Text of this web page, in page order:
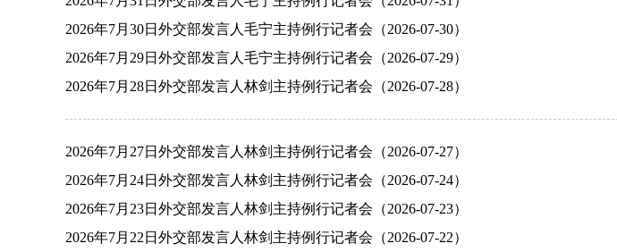
2026年7月30日外交部发言人毛宁主持例行记者会（2026-07-30）
2026年7月29日外交部发言人毛宁主持例行记者会（2026-07-29）
2026年7月28日外交部发言人林剑主持例行记者会（2026-07-28）
2026年7月27日外交部发言人林剑主持例行记者会（2026-07-27）
2026年7月24日外交部发言人林剑主持例行记者会（2026-07-24）
2026年7月23日外交部发言人林剑主持例行记者会（2026-07-23）
2026年7月22日外交部发言人林剑主持例行记者会（2026-07-22）